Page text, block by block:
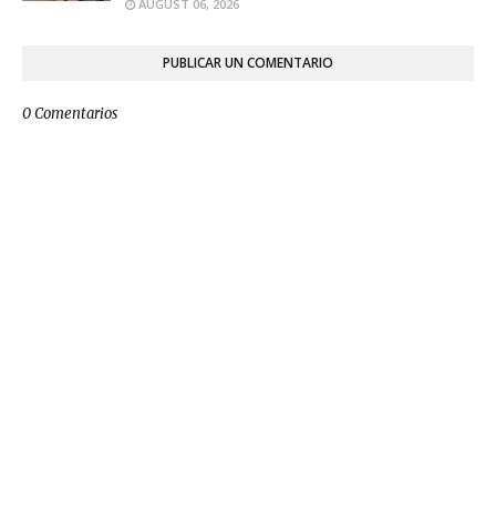
AUGUST 06, 2026
PUBLICAR UN COMENTARIO
0 Comentarios